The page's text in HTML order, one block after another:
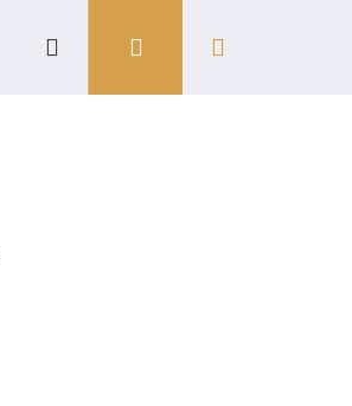
Hľadať Prihlásenie